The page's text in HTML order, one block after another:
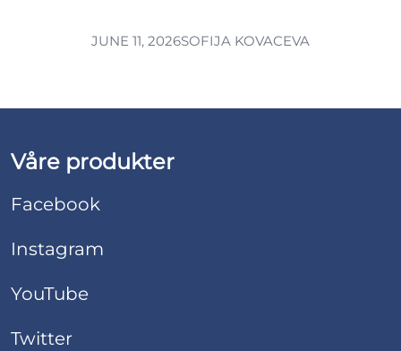
JUNE 11, 2026SOFIJA KOVACEVA
Våre produkter
Facebook
Instagram
YouTube
Twitter